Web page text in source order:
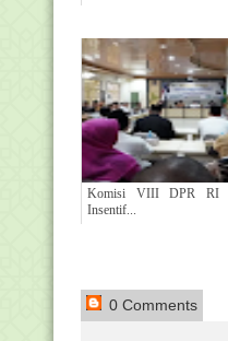
Komisi VIII DPR RI
Insentif...
0 Comments